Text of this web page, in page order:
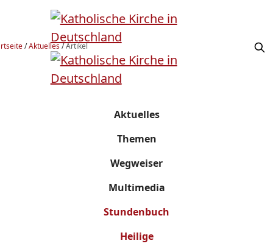
/Aktuelles/Artikel
Aktuelles
Themen
Wegweiser
Multimedia
Stundenbuch
Heilige